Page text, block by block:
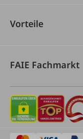
Vorteile
FAIE Fachmarkt